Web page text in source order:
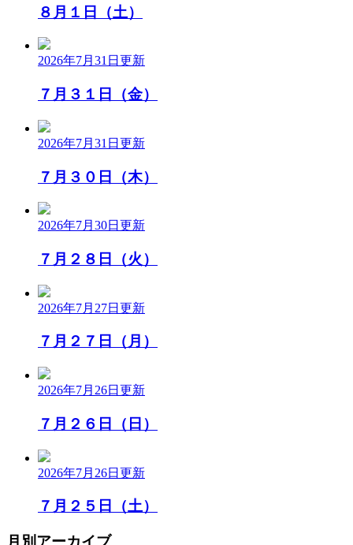
８月１日（土）
2026年7月31日 更新
７月３１日（金）
2026年7月31日 更新
７月３０日（木）
2026年7月30日 更新
７月２８日（火）
2026年7月27日 更新
７月２７日（月）
2026年7月26日 更新
７月２６日（日）
2026年7月26日 更新
７月２５日（土）
月別アーカイブ